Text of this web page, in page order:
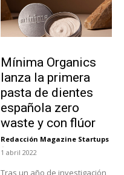
Mínima Organics
lanza la primera
pasta de dientes
española zero
waste y con flúor
Redacción Magazine Startups
-
1 abril 2022
Tras un año de investigación